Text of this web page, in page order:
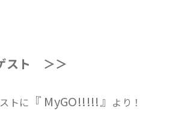
スト ＞＞
トに 『 MyGO!!!!!』 より！